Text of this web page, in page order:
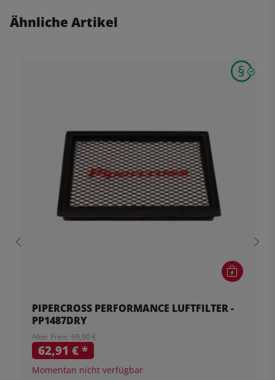
Ähnliche Artikel
PIPERCROSS PERFORMANCE LUFTFILTER -
PP1487DRY
Alter Preis: 69,90 €
62,91 €*
Momentan nicht verfügbar